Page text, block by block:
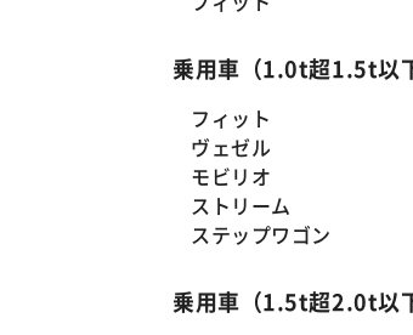
乗用車（1.0t超1.5t以
フィット
ヴェゼル
モビリオ
ストリーム
ステップワゴン
乗用車（1.5t超2.0t以